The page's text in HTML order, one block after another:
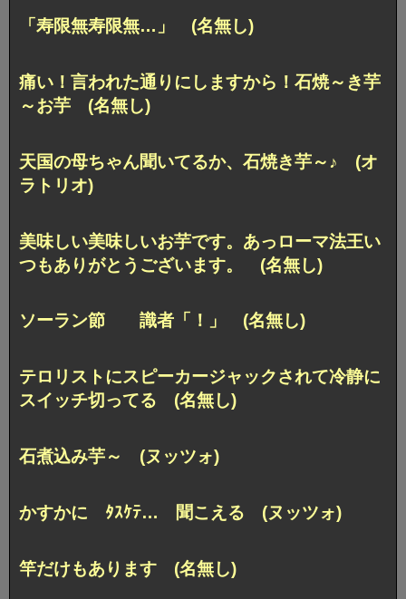
「寿限無寿限無…」 (名無し)
痛い！言われた通りにしますから！石焼～き芋
～お芋 (名無し)
天国の母ちゃん聞いてるか、石焼き芋～♪ (オ
ラトリオ)
美味しい美味しいお芋です。あっローマ法王い
つもありがとうございます。 (名無し)
ソーラン節 識者「！」 (名無し)
テロリストにスピーカージャックされて冷静に
スイッチ切ってる (名無し)
石煮込み芋～ (ヌッツォ)
かすかに ﾀｽｹﾃ… 聞こえる (ヌッツォ)
竿だけもあります (名無し)